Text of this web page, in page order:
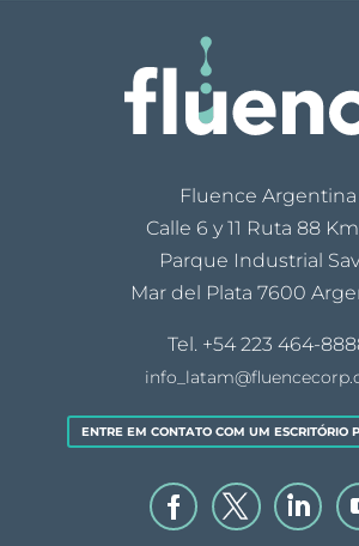
Fluence Argentina
Calle 6 y 11 Ruta 88
Parque Industrial
Mar del Plata 7600
Tel. +54 223 464-
ENTRE EM CONTATO COM UM ESCRITÓRIO